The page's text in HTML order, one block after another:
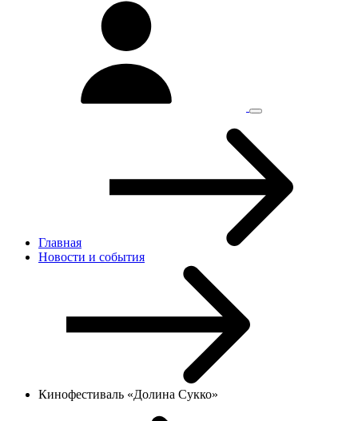
Главная
Новости и cобытия
Кинофестиваль «Долина Сукко»